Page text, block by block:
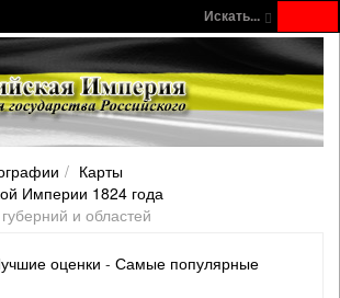
Искать...
Карты
Империи 1824 года
и областей
оценки - Самые популярные